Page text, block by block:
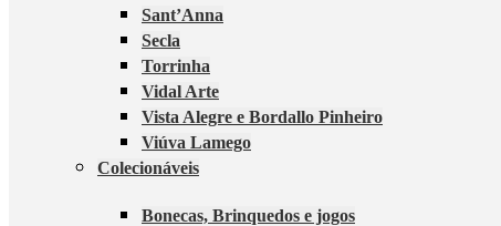
Sant’Anna
Secla
Torrinha
Vidal Arte
Vista Alegre e Bordallo Pinheiro
Viúva Lamego
Colecionáveis
Bonecas, Brinquedos e jogos